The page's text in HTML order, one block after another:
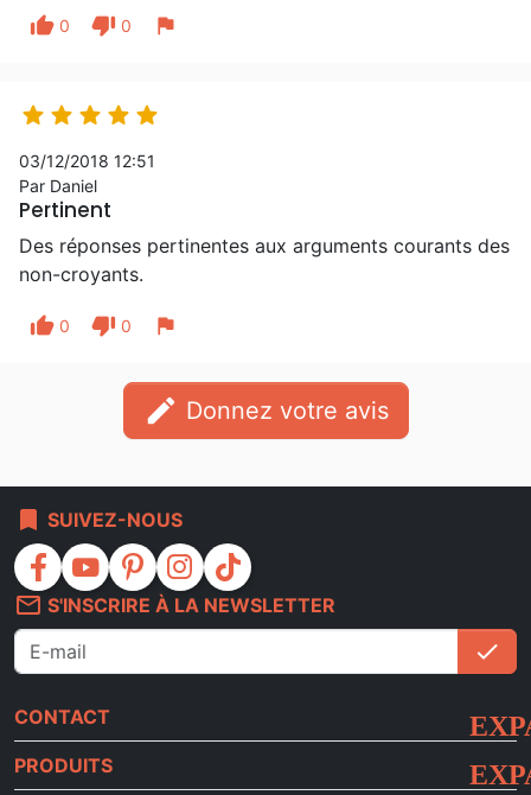
thumb_up 0 thumb_down 0 flag
    
03/12/2018 12:51
Par Daniel
Pertinent
Des réponses pertinentes aux arguments courants des
non-croyants.
thumb_up 0 thumb_down 0 flag
edit Donnez votre avis
bookmark SUIVEZ-NOUS
facebook youtube pinterest instagram
tiktok
mail_outline S'INSCRIRE À LA NEWSLETTER
check
CONTACT
PRODUITS